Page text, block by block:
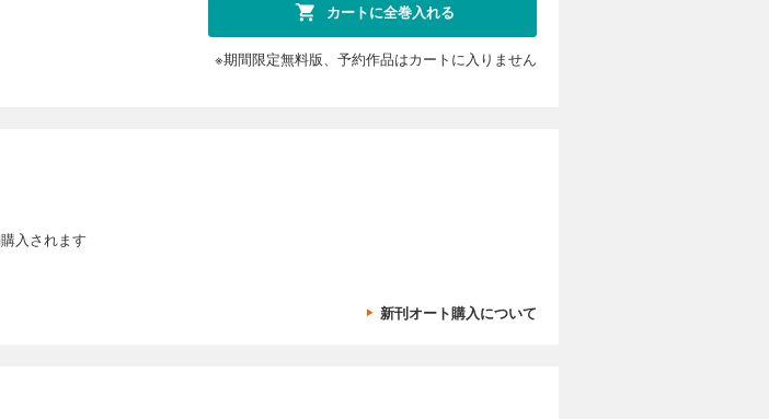
の街カスタードへ――そこでは女公爵エキューの武勇
コメディー第12巻。
カートに全巻入れる
※期間限定無料版、予約作品はカートに入りません
入されます
新刊オート購入について